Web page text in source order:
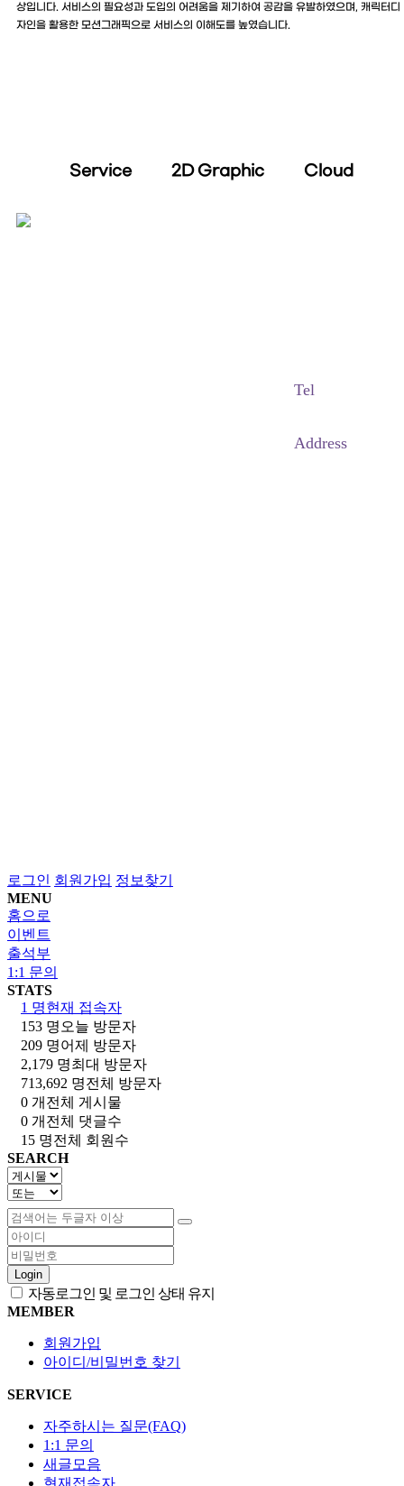
상입니다. 서비스의 필요성과 도입의 어려움을 제기하여 공감을 유발하였으며, 캐릭터디
자인을 활용한 모션그래픽으로 서비스의 이해도를 높였습니다.
Service 2D Graphic Cloud
Tel
Address
로그인 회원가입 정보찾기
MENU
홈으로
이벤트
출석부
1:1 문의
STATS
1 명현재 접속자
153 명 오늘 방문자
209 명어제 방문자
2,179 명최대 방문자
713,692 명전체 방문자
0 개 전체 게시물
0 개 전체 댓글수
15 명전체 회원수
SEARCH
Login
자동로그인 및 로그인 상태 유지
MEMBER
회원가입
아이디/비밀번호 찾기
SERVICE
자주하시는 질문(FAQ)
1:1 문의
새글모음
현재접속자